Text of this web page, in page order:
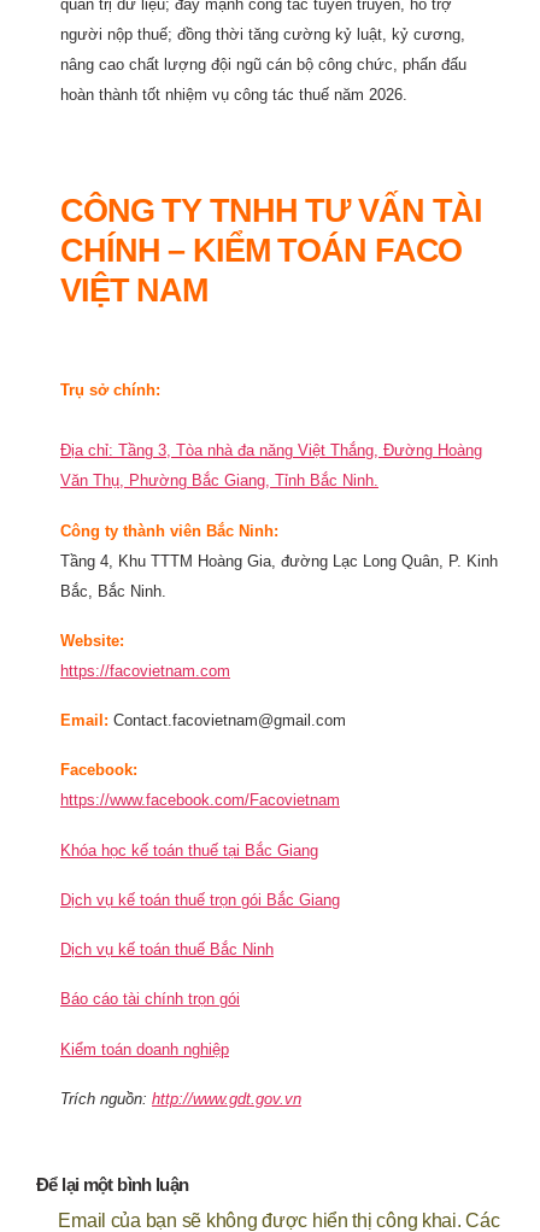
quản trị dữ liệu; đẩy mạnh công tác tuyên truyền, hỗ trợ
người nộp thuế; đồng thời tăng cường kỷ luật, kỷ cương,
nâng cao chất lượng đội ngũ cán bộ công chức, phấn đấu
hoàn thành tốt nhiệm vụ công tác thuế năm 2026.
CÔNG TY TNHH TƯ VẤN TÀI
CHÍNH – KIỂM TOÁN FACO
VIỆT NAM
Trụ sở chính:
Địa chỉ: Tầng 3, Tòa nhà đa năng Việt Thắng, Đường Hoàng
Văn Thụ, Phường Bắc Giang, Tỉnh Bắc Ninh.
Công ty thành viên Bắc Ninh:
Tầng 4, Khu TTTM Hoàng Gia, đường Lạc Long Quân, P. Kinh
Bắc, Bắc Ninh.
Website:
https://facovietnam.com
Email: Contact.facovietnam@gmail.com
Facebook:
https://www.facebook.com/Facovietnam
Khóa học kế toán thuế tại Bắc Giang
Dịch vụ kế toán thuế trọn gói Bắc Giang
Dịch vụ kế toán thuế Bắc Ninh
Báo cáo tài chính trọn gói
Kiểm toán doanh nghiệp
Trích nguồn: http://www.gdt.gov.vn
Để lại một bình luận
Email của bạn sẽ không được hiển thị công khai. Các